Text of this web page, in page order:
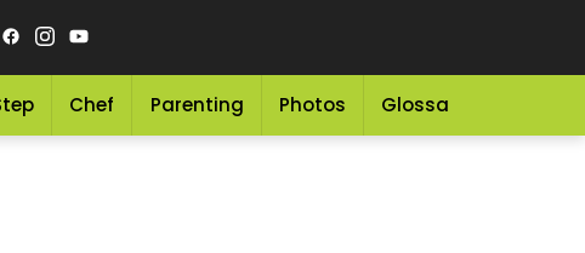
Chef Parenting Photos Glossary